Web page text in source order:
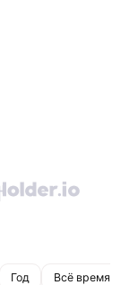
Год Всё время